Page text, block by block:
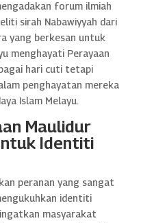
forum ilmiah
sirah Nabawiyyah dari
yang berkesan untuk
menghayati Perayaan
hari cuti tetapi
penghayatan mereka
Islam Melayu.
Maulidur
Identiti
peranan yang sangat
identiti
masyarakat